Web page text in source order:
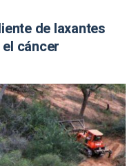
de laxantes
cáncer